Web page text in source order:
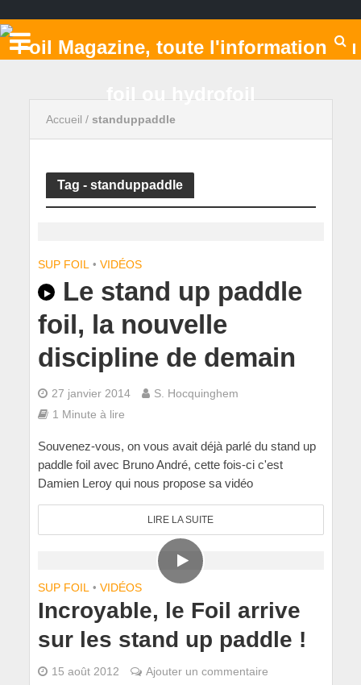
Accueil / standuppaddle
Tag - standuppaddle
SUP FOIL • VIDÉOS
Le stand up paddle
foil, la nouvelle
discipline de demain
27 janvier 2014
S. Hocquinghem
1 Minute à lire
Souvenez-vous, on vous avait déjà parlé du stand up
paddle foil avec Bruno André, cette fois-ci c'est
Damien Leroy qui nous propose sa vidéo
LIRE LA SUITE
SUP FOIL • VIDÉOS
Incroyable, le Foil arrive
sur les stand up paddle !
15 août 2012
Ajouter un commentaire